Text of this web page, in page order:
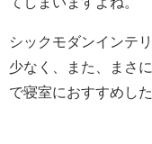
シックモダンインテ
少なく、また、まさ
で寝室におすすめし